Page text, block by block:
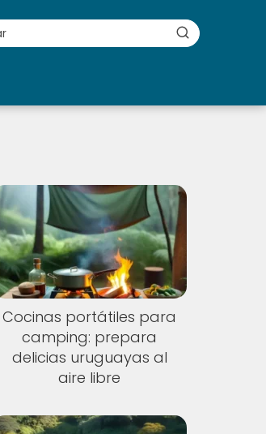
Cocinas portátiles para
camping: prepara
delicias uruguayas al
aire libre